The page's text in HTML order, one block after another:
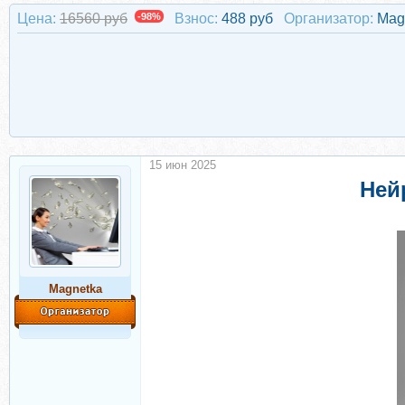
Цена: 16560 руб -98% Взнос: 488 руб Организатор:
Magnetka
15 июн 2025